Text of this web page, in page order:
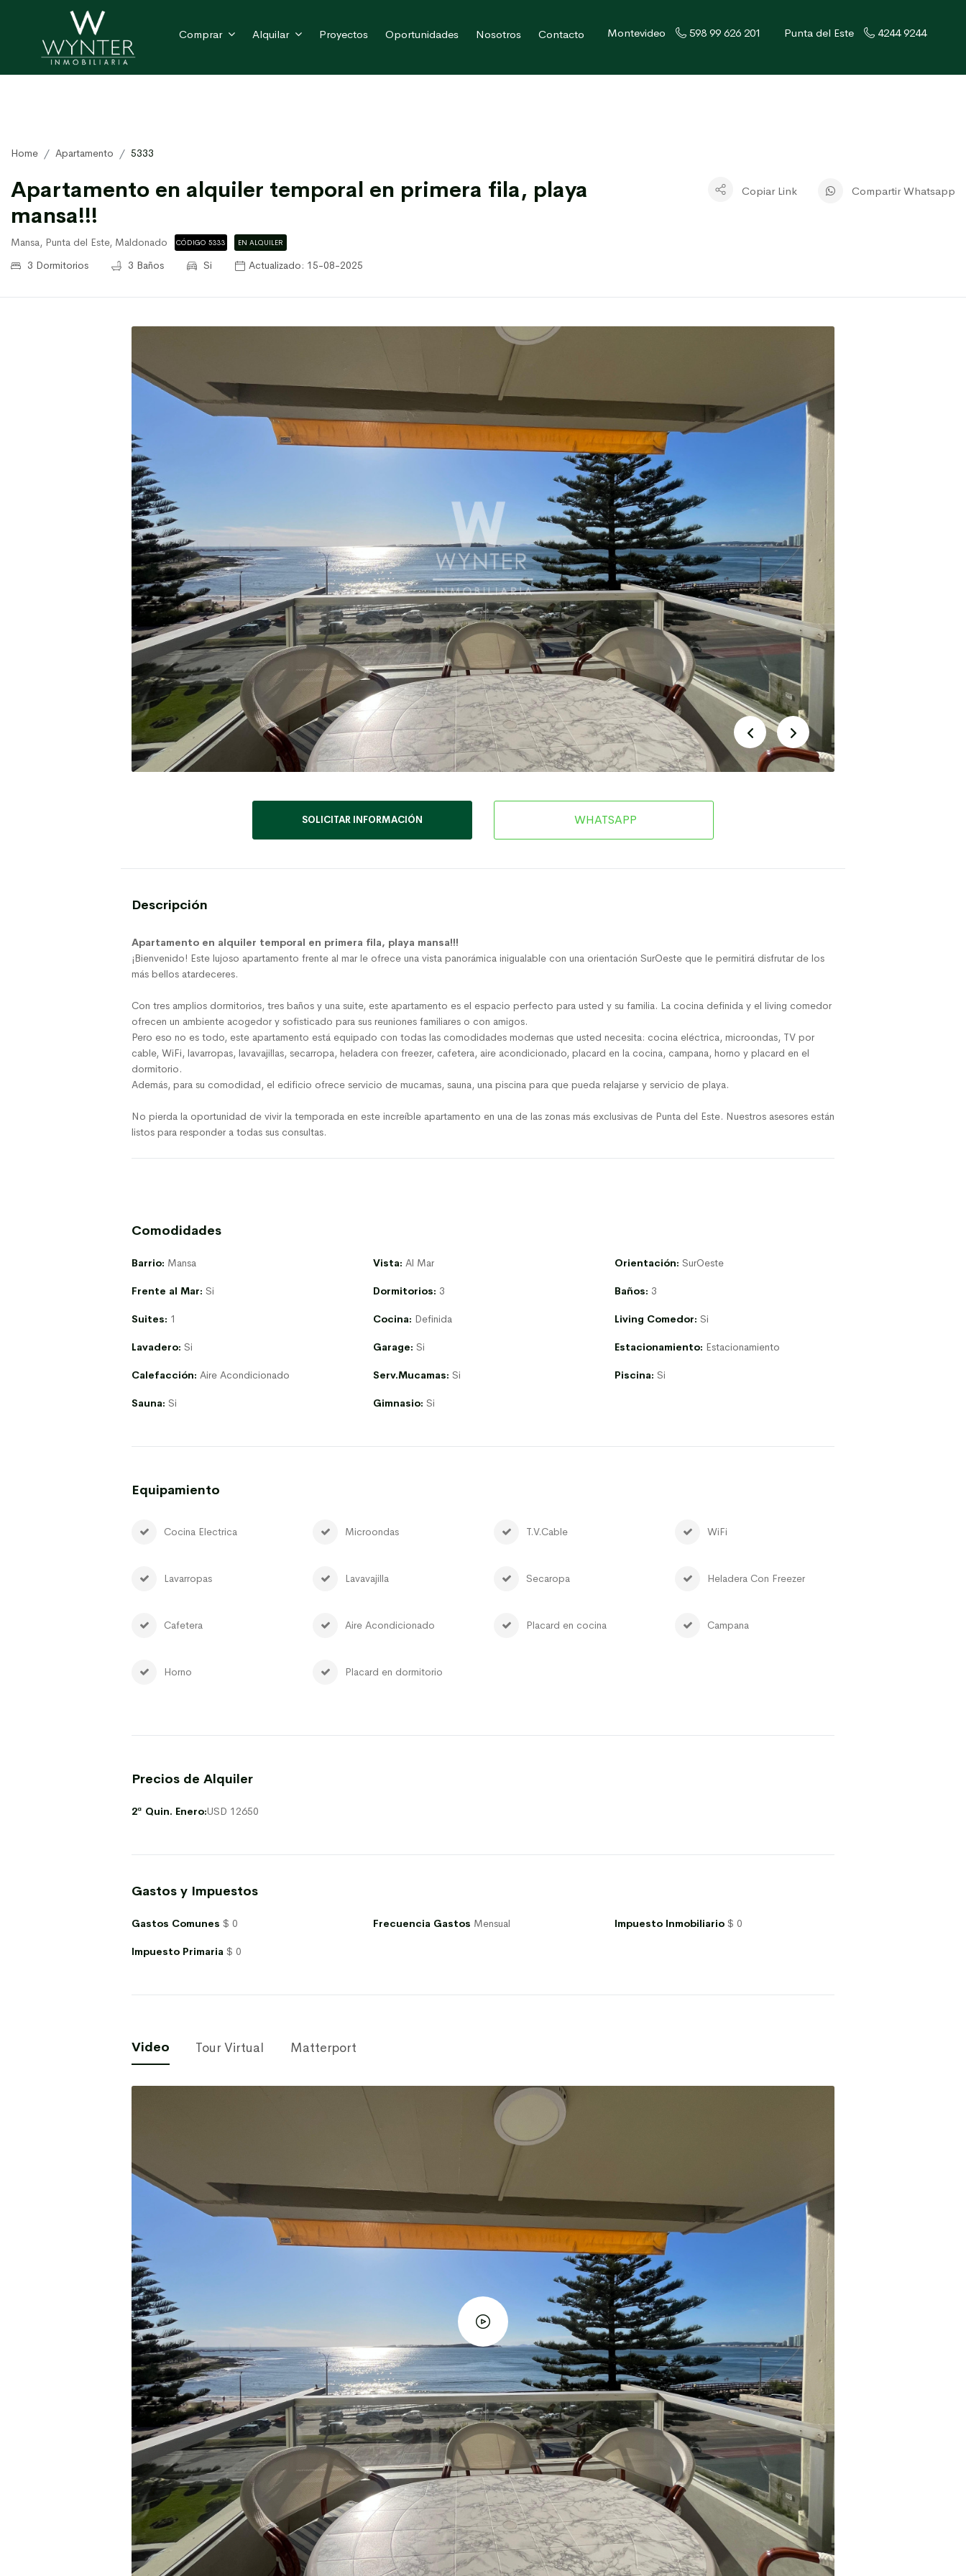
Comprar Alquilar Proyectos Oportunidades Nosotros Contacto Montevideo 598 99 626 201 Punta del Este 4244 9244
Home Apartamento 5333
Apartamento en alquiler temporal en primera fila, playa
mansa!!!
Mansa, Punta del Este, Maldonado CÓDIGO 5333 EN ALQUILER
3 Dormitorios 3 Baños Si Actualizado: 15-08-2025
Copiar Link Compartir Whatsapp
SOLICITAR INFORMACIÓN WHATSAPP
Descripción
Apartamento en alquiler temporal en primera fila, playa mansa!!!
¡Bienvenido! Este lujoso apartamento frente al mar le ofrece una vista panorámica inigualable con una orientación SurOeste que le permitirá disfrutar de los
más bellos atardeceres.
Con tres amplios dormitorios, tres baños y una suite, este apartamento es el espacio perfecto para usted y su familia. La cocina definida y el living comedor
ofrecen un ambiente acogedor y sofisticado para sus reuniones familiares o con amigos.
Pero eso no es todo, este apartamento está equipado con todas las comodidades modernas que usted necesita: cocina eléctrica, microondas, TV por
cable, WiFi, lavarropas, lavavajillas, secarropa, heladera con freezer, cafetera, aire acondicionado, placard en la cocina, campana, horno y placard en el
dormitorio.
Además, para su comodidad, el edificio ofrece servicio de mucamas, sauna, una piscina para que pueda relajarse y servicio de playa.
No pierda la oportunidad de vivir la temporada en este increíble apartamento en una de las zonas más exclusivas de Punta del Este. Nuestros asesores están
listos para responder a todas sus consultas.
Comodidades
Barrio: Mansa Vista: Al Mar Orientación: SurOeste
Frente al Mar: Si Dormitorios: 3 Baños: 3
Suites: 1 Cocina: Definida Living Comedor: Si
Lavadero: Si Garage: Si Estacionamiento: Estacionamiento
Calefacción: Aire Acondicionado Serv.Mucamas: Si Piscina: Si
Sauna: Si Gimnasio: Si
Equipamiento
Cocina Electrica Microondas T.V.Cable WiFi
Lavarropas Lavavajilla Secaropa Heladera Con Freezer
Cafetera Aire Acondicionado Placard en cocina Campana
Horno Placard en dormitorio
Precios de Alquiler
2ª Quin. Enero:USD 12650
Gastos y Impuestos
Gastos Comunes $ 0 Frecuencia Gastos Mensual Impuesto Inmobiliario $ 0
Impuesto Primaria $ 0
Video Tour Virtual Matterport